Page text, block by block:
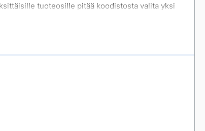
tuoteosille pitää koodistosta valita yksi